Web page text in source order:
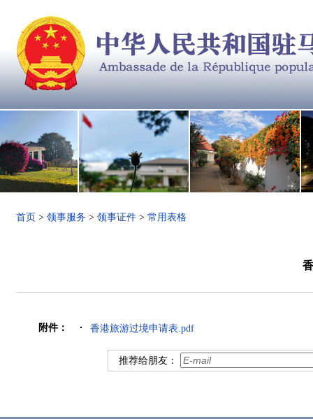
首页 > 领事服务 > 领事证件 > 常用表格
附件： 香港旅游过境申请表.pdf
推荐给朋友：